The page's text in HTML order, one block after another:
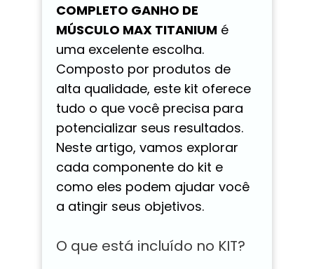
COMPLETO GANHO DE
MÚSCULO MAX TITANIUM é
uma excelente escolha.
Composto por produtos de
alta qualidade, este kit oferece
tudo o que você precisa para
potencializar seus resultados.
Neste artigo, vamos explorar
cada componente do kit e
como eles podem ajudar você
a atingir seus objetivos.
O que está incluído no KIT?